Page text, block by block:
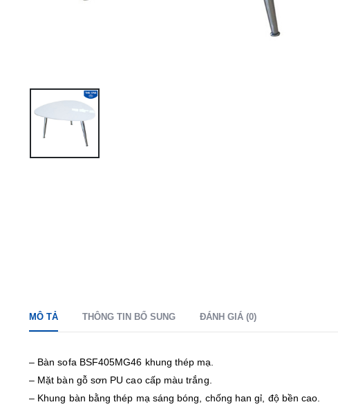
MÔ TẢ THÔNG TIN BỔ SUNG ĐÁNH GIÁ (0)
– Bàn sofa BSF405MG46 khung thép mạ.
– Mặt bàn gỗ sơn PU cao cấp màu trắng.
– Khung bàn bằng thép mạ sáng bóng, chống han gỉ, độ bền cao.